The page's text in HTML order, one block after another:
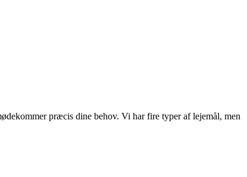
præcis dine behov. Vi har fire typer af lejemål, men